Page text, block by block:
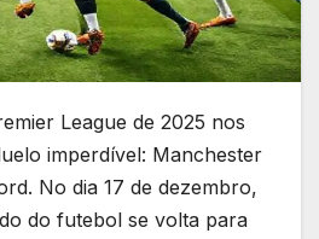
League de 2025 nos
imperdível: Manchester
No dia 17 de dezembro,
do futebol se volta para